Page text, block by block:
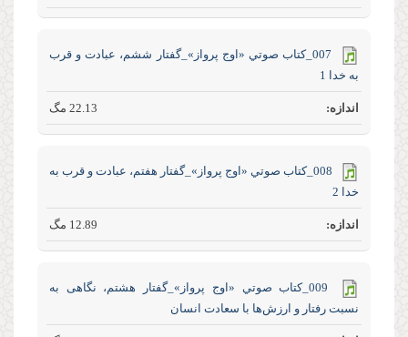
007_كتاب صوتي «اوج پرواز»_گفتار ششم، عبادت و قرب
به خدا 1
22.13 مگ
008_كتاب صوتي «اوج پرواز»_گفتار هفتم، عبادت و قرب به
خدا 2
12.89 مگ
009_كتاب صوتي «اوج پرواز»_گفتار هشتم، نگاهی به
نسبت رفتار و ارزش‌ها با سعادت انسان